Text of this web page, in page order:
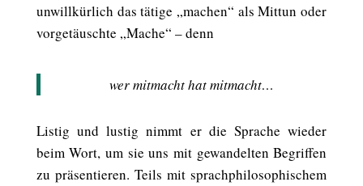
unwillkürlich das tätige „machen“ als Mittun oder
vorgetäuschte „Mache“ – denn
wer mitmacht hat mitmacht…
Listig und lustig nimmt er die Sprache wieder
beim Wort, um sie uns mit gewandelten Begriffen
zu präsentieren. Teils mit sprachphilosophischem